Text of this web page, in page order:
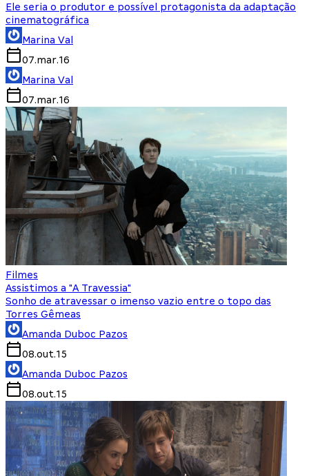
Ele seria o produtor e possível protagonista da adaptação
cinematográfica
Marina Val
07.mar.16
Marina Val
07.mar.16
Filmes
Assistimos a "A Travessia"
Sonho de atravessar o imenso vazio entre o topo das
Torres Gêmeas
Amanda Duboc Pazos
08.out.15
Amanda Duboc Pazos
08.out.15